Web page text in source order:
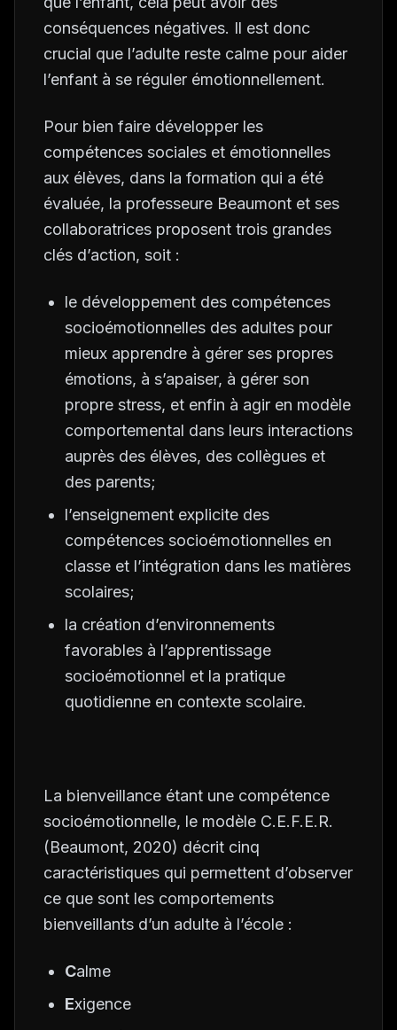
conséquences négatives. Il est donc
crucial que l’adulte reste calme pour aider
l’enfant à se réguler émotionnellement.
Pour bien faire développer les
compétences sociales et émotionnelles
aux élèves, dans la formation qui a été
évaluée, la professeure Beaumont et ses
collaboratrices proposent trois grandes
clés d’action, soit :
le développement des compétences
socioémotionnelles des adultes pour
mieux apprendre à gérer ses propres
émotions, à s’apaiser, à gérer son
propre stress, et enfin à agir en modèle
comportemental dans leurs interactions
auprès des élèves, des collègues et
des parents;
l’enseignement explicite des
compétences socioémotionnelles en
classe et l’intégration dans les matières
scolaires;
la création d’environnements
favorables à l’apprentissage
socioémotionnel et la pratique
quotidienne en contexte scolaire.
La bienveillance étant une compétence
socioémotionnelle, le modèle C.E.F.E.R.
(Beaumont, 2020) décrit cinq
caractéristiques qui permettent d’observer
ce que sont les comportements
bienveillants d’un adulte à l’école :
Calme
Exigence